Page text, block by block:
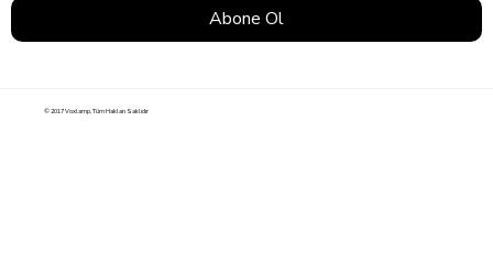
Abone Ol
© 2017 Voxlamp, Tüm Hakları Saklıdır